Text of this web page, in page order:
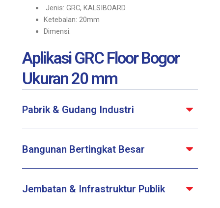
Jenis: GRC, KALSIBOARD
Ketebalan: 20mm
Dimensi:
Aplikasi GRC Floor Bogor
Ukuran 20 mm
Pabrik & Gudang Industri
Bangunan Bertingkat Besar
Jembatan & Infrastruktur Publik